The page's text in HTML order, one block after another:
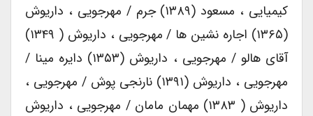
کیمیایی ، مسعود (۱۳۸۹) جرم / مهرجویی ، داریوش
(۱۳۶۵) اجاره نشین ها / مهرجویی ، داریوش ( ۱۳۴۹)
آقای هالو / مهرجویی ، داریوش (۱۳۵۳) دایره مینا /
مهرجویی ، داریوش (۱۳۹۱) نارنجی پوش / مهرجویی ،
داریوش ( ۱۳۸۳) مهمان مامان / مهرجویی ، داریوش